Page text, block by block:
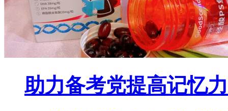
助力备考党提高记忆